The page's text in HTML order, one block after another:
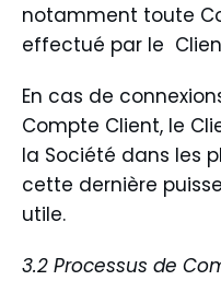
notamment toute
effectué par le
En cas de
Compte Client, le
la Société dans les
cette dernière
utile.
3.2 Processus de